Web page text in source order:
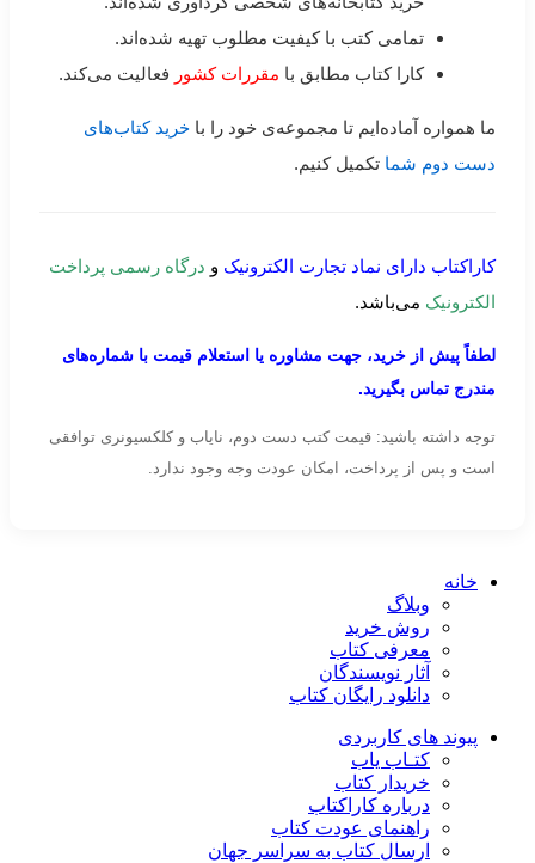
تمامی کتب با کیفیت مطلوب تهیه شده‌اند.
کارا کتاب مطابق با مقررات کشور فعالیت می‌کند.
ما همواره آماده‌ایم تا مجموعه‌ی خود را با خرید کتاب‌های
دست دوم شما تکمیل کنیم.
کاراکتاب دارای نماد تجارت الکترونیک و درگاه رسمی پرداخت
الکترونیک می‌باشد.
لطفاً پیش از خرید، جهت مشاوره یا استعلام قیمت با شماره‌های
مندرج تماس بگیرید.
توجه داشته باشید: قیمت کتب دست دوم، نایاب و کلکسیونری توافقی
است و پس از پرداخت، امکان عودت وجه وجود ندارد.
خانه
وبلاگ
روش خرید
معرفی کتاب
آثار نویسندگان
دانلود رایگان کتاب
پیوند های کاربردی
کتـاب یاب
خریدار کتاب
درباره کاراکتاب
راهنمای عودت کتاب
ارسال کتاب به سراسر جهان